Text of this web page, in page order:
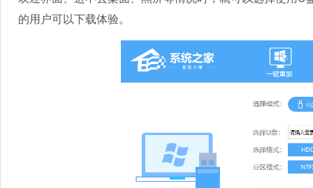
的用户可以下载体验。